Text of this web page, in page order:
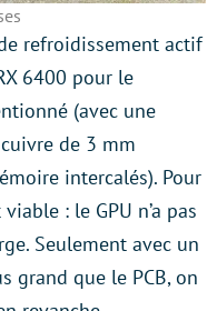
refroidissement actif
6400 pour le
(avec une
de 3 mm
intercalés). Pour
: le GPU n’a pas
Seulement avec un
grand que le PCB, on